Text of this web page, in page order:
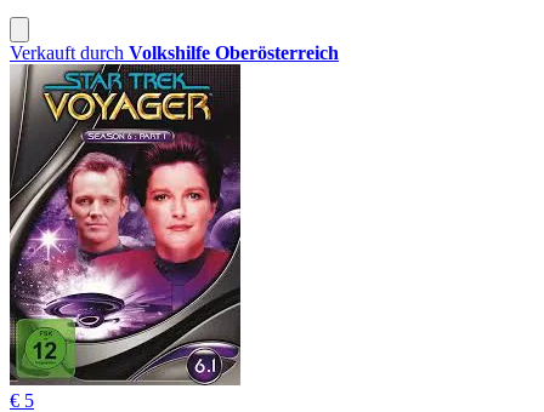
Verkauft durch Volkshilfe Oberösterreich
€ 5